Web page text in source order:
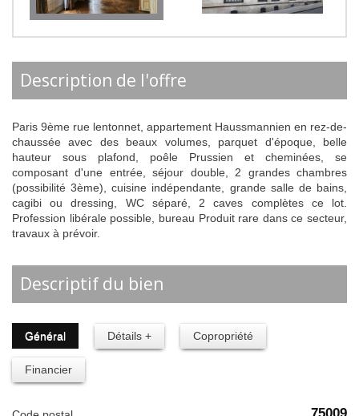
description de l'offre
Paris 9ème rue lentonnet, appartement Haussmannien en rez-de-
chaussée avec des beaux volumes, parquet d'époque, belle
hauteur sous plafond, poêle Prussien et cheminées, se
composant d'une entrée, séjour double, 2 grandes chambres
(possibilité 3ème), cuisine indépendante, grande salle de bains,
cagibi ou dressing, WC séparé, 2 caves complètes ce lot.
Profession libérale possible, bureau Produit rare dans ce secteur,
travaux à prévoir.
descriptif du bien
Général Détails + Copropriété
Financier